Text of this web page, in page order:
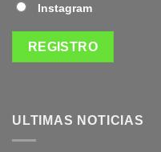
Instagram
ULTIMAS NOTICIAS